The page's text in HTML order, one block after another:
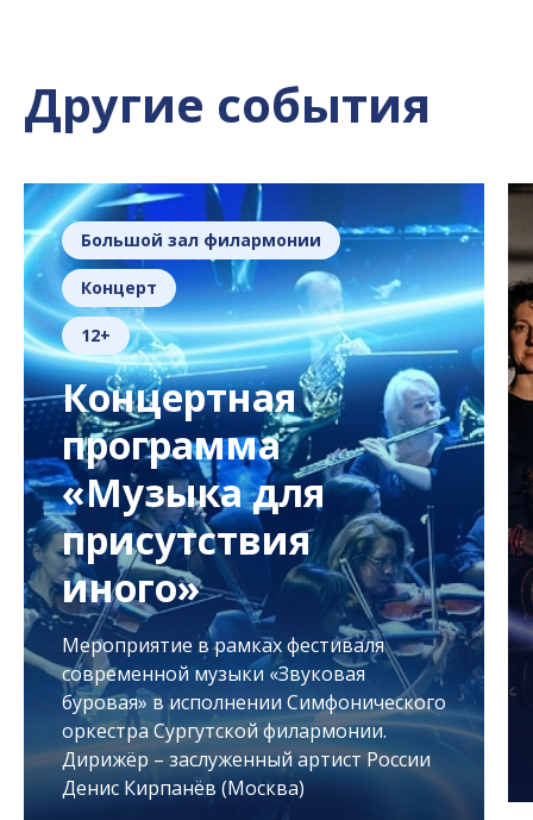
Другие события
Большой зал филармонии
Концерт
12+
Концертная
программа
«Музыка для
присутствия
иного»
Мероприятие в рамках фестиваля
современной музыки «Звуковая
буровая» в исполнении Симфонического
оркестра Сургутской филармонии.
Дирижёр – заслуженный артист России
Денис Кирпанёв (Москва)